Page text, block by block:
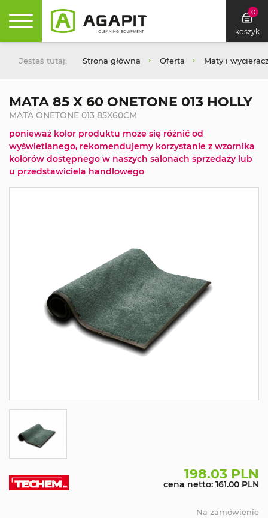
0
koszyk
Jesteś tutaj: Strona główna Oferta Maty i
MATA 85 X 60 ONETONE 013 HOLLY
MATA ONETONE 013 85X60CM
ponieważ kolor produktu może się różnić od
wyświetlanego, rekomendujemy korzystanie z wzornika
kolorów dostępnego w naszych salonach sprzedaży lub
u przedstawiciela handlowego
198.03 PLN
cena netto: 161.00 PLN
Na zamówienie